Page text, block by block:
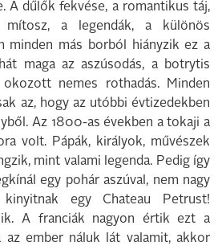
A dűlők fekvése, a romantikus táj,
a legendák, a különös
minden más borból hiányzik ez a
maga az aszúsodás, a botrytis
nemes rothadás. Minden
az, hogy az utóbbi évtizedekben
Az 1800-as években a tokaji a
volt. Pápák, királyok, művészek
mint valami legenda. Pedig így
egy pohár aszúval, nem nagy
egy Chateau Petrust!
A franciák nagyon értik ezt a
az ember náluk lát valamit, akkor